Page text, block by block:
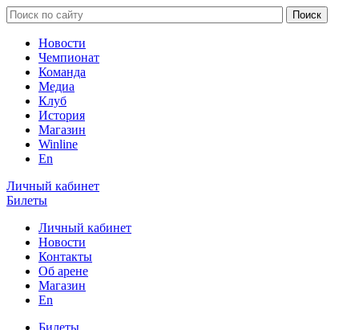
Новости
Чемпионат
Команда
Медиа
Клуб
История
Магазин
Winline
En
Личный кабинет
Билеты
Личный кабинет
Новости
Контакты
Об арене
Магазин
En
Билеты